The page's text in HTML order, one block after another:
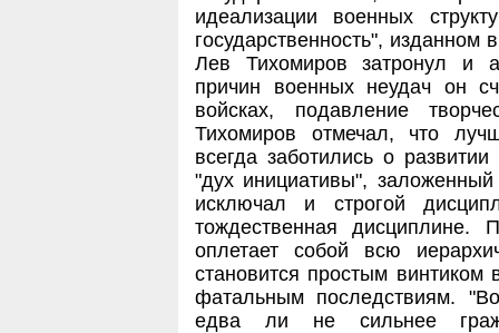
идеализации военных
государственность",
Лев Тихомиров затронул и
причин военных неудач он
войсках, подавление
Тихомиров отмечал, что
всегда заботились о
"дух инициативы",
исключал и строгой
тождественная дисциплине.
оплетает собой всю
становится простым
фатальным последствиям.
едва ли не сильнее